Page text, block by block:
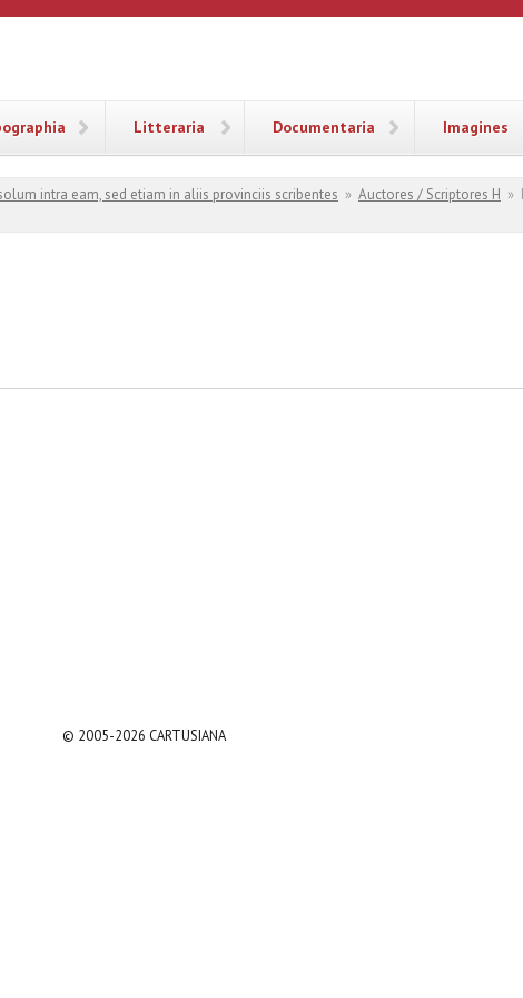
Litteraria Documentaria Imagines
intra eam, sed etiam in aliis provinciis scribentes » Auctores / Scriptores H »
© 2005-2026 CARTUSIANA